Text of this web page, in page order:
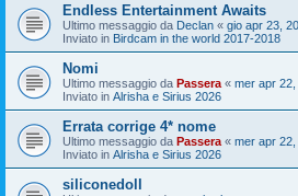
Endless Entertainment Awaits
Ultimo messaggio da Declan « gio apr 23,
Inviato in Birdcam in the world 2017-2018
Nomi
Ultimo messaggio da Passera « mer apr
Inviato in Alrisha e Sirius 2026
Errata corrige 4* nome
Ultimo messaggio da Passera « mer apr
Inviato in Alrisha e Sirius 2026
siliconedoll